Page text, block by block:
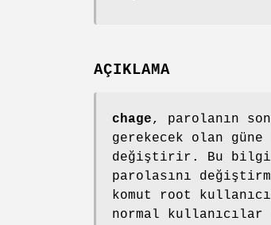
AÇIKLAMA
chage, parolanın
gerekecek olan
değiştirir. Bu bilgi,
parolasını
komut root
normal kullanıcılar